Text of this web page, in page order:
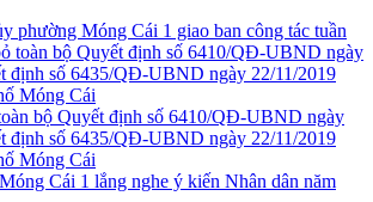
phường Móng Cái 1 giao ban công tác tuần
bộ Quyết định số 6410/QĐ-UBND ngày
định số 6435/QĐ-UBND ngày 22/11/2019
Móng Cái